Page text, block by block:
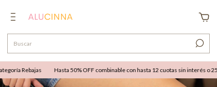
Rebajas Hasta 50% OFF combinable con hasta 12 cuotas sin interés o